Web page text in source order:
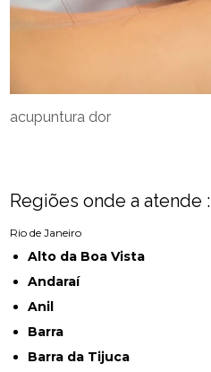
acupuntura dor
Regiões onde a atende :
Rio de Janeiro
Alto da Boa Vista
Andaraí
Anil
Barra
Barra da Tijuca